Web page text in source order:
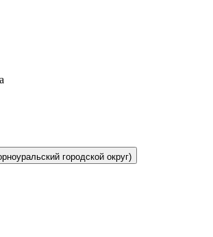
городской округ)